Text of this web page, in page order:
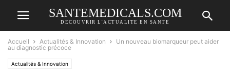
SANTEMEDICALS.COM
DECOUVRIR L'ACTUALITE EN SANTE
Accueil Actualités & Innovation
Un nouveau biomarqueur peut aider
au diagnostic précoce
Actualités & Innovation